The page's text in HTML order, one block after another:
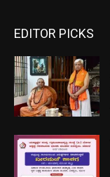
EDITOR PICKS